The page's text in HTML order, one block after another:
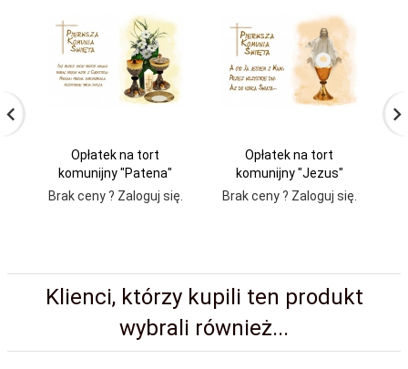
Opłatek na tort
komunijny "Patena"
Brak ceny ? Zaloguj się.
Opłatek na tort
komunijny "Jezus"
Brak ceny ? Zaloguj się.
Klienci, którzy kupili ten produkt
wybrali również...